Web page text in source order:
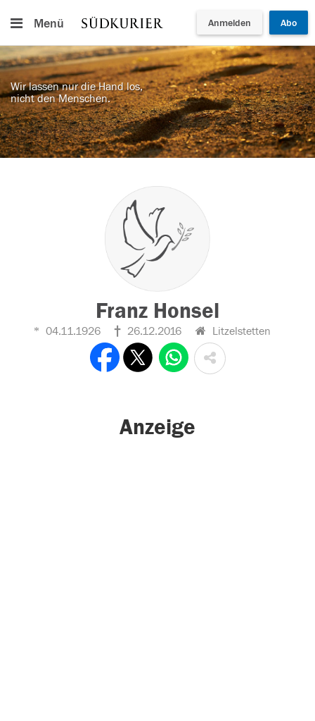
Menü Anmelden Abo
Wir lassen nur die Hand los,
nicht den Menschen.
Franz Honsel
04.11.1926 26.12.2016 Litzelstetten
Anzeige